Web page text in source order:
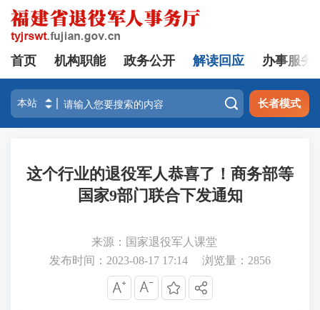
首页 机构职能 政务公开 解读回应 办事服务
 长者模式
这个行业的退役军人恭喜了！商务部等
国家9部门联合下发通知
来源：国家退役军人课堂
发布时间：2023-08-17 17:14
浏览量： 2856